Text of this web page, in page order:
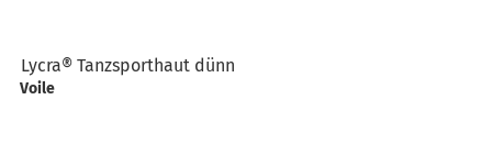
Lycra® Tanzsporthaut dünn
Voile